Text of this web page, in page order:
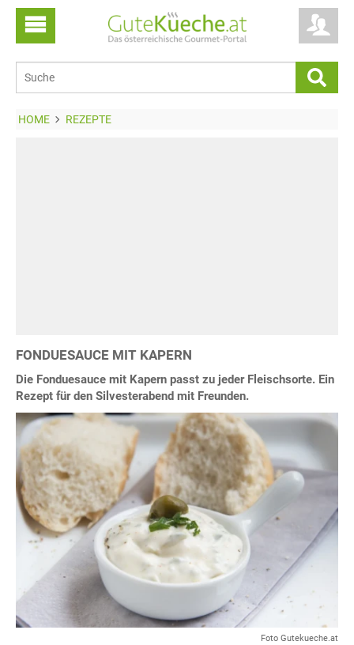
HOME REZEPTE
FONDUESAUCE MIT KAPERN
Die Fonduesauce mit Kapern passt zu jeder Fleischsorte. Ein
Rezept für den Silvesterabend mit Freunden.
Foto Gutekueche.at